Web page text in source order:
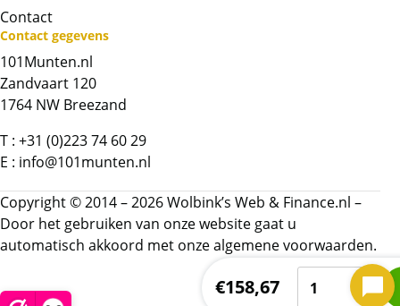
Chat met ons
Bel ons
Contactformulier
Contact
Contact gegevens
101Munten.nl
Zandvaart 120
1764 NW Breezand
T : +31 (0)223 74 60 29
E : info@101munten.nl
Copyright © 2014 – 2026 Wolbink’s Web & Finance.nl –
Door het gebruiken van onze website gaat u
automatisch akkoord met onzealgemene voorwaarden.
€158,67